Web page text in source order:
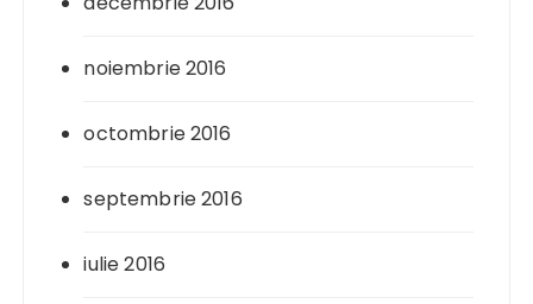
noiembrie 2016
octombrie 2016
septembrie 2016
iulie 2016